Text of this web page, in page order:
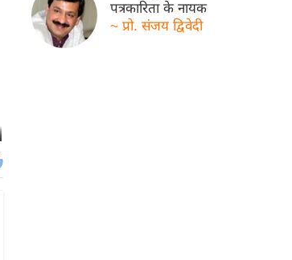
पत्रकारिता के नायक
~ प्रो. संजय द्विवेदी